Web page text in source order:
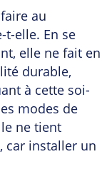
au
t-elle. En se
elle ne fait en
durable,
à cette soi-
modes de
ne tient
car installer un